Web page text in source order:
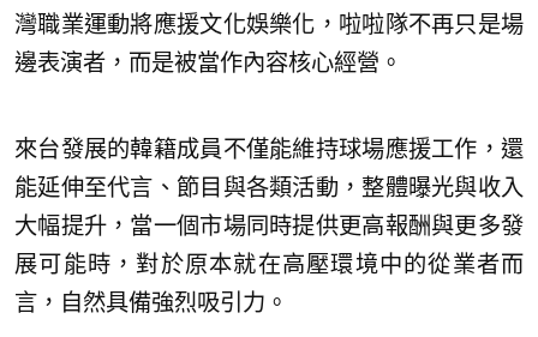
灣職業運動將應援文化娛樂化，啦啦隊不再只是場
邊表演者，而是被當作內容核心經營。
來台發展的韓籍成員不僅能維持球場應援工作，還
能延伸至代言、節目與各類活動，整體曝光與收入
大幅提升，當一個市場同時提供更高報酬與更多發
展可能時，對於原本就在高壓環境中的從業者而
言，自然具備強烈吸引力。